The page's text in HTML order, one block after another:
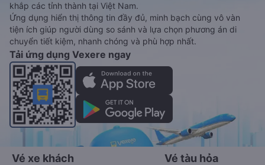
khắp các tỉnh thành tại Việt Nam.
Ứng dụng hiển thị thông tin đầy đủ, minh bạch cùng vô vàn
tiện ích giúp người dùng so sánh và lựa chọn phương án di
chuyển tiết kiệm, nhanh chóng và phù hợp nhất.
Tải ứng dụng Vexere ngay
Vé xe khách Vé tàu hỏa